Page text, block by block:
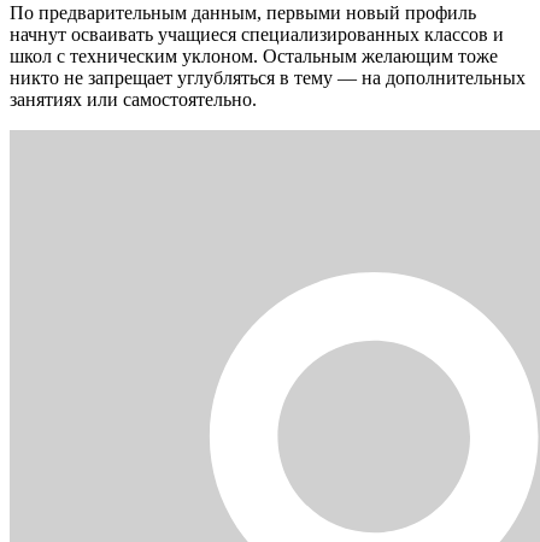
По предварительным данным, первыми новый профиль
начнут осваивать учащиеся специализированных классов и
школ с техническим уклоном. Остальным желающим тоже
никто не запрещает углубляться в тему — на дополнительных
занятиях или самостоятельно.